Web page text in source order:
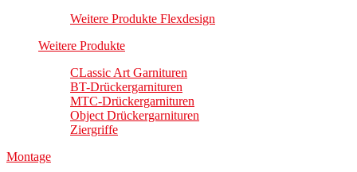
Weitere Produkte Flexdesign
Weitere Produkte
CLassic Art Garnituren
BT-Drückergarnituren
MTC-Drückergarnituren
Object Drückergarnituren
Ziergriffe
Montage